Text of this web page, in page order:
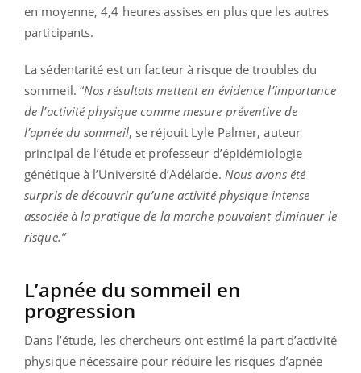
en moyenne, 4,4 heures assises en plus que les autres
participants.
La sédentarité est un facteur à risque de troubles du
sommeil. “Nos résultats mettent en évidence l’importance
de l’activité physique comme mesure préventive de
l’apnée du sommeil, se réjouit Lyle Palmer, auteur
principal de l’étude et professeur d’épidémiologie
génétique à l’Université d’Adélaïde. Nous avons été
surpris de découvrir qu’une activité physique intense
associée à la pratique de la marche pouvaient diminuer le
risque.”
L’apnée du sommeil en
progression
Dans l’étude, les chercheurs ont estimé la part d’activité
physique nécessaire pour réduire les risques d’apnée